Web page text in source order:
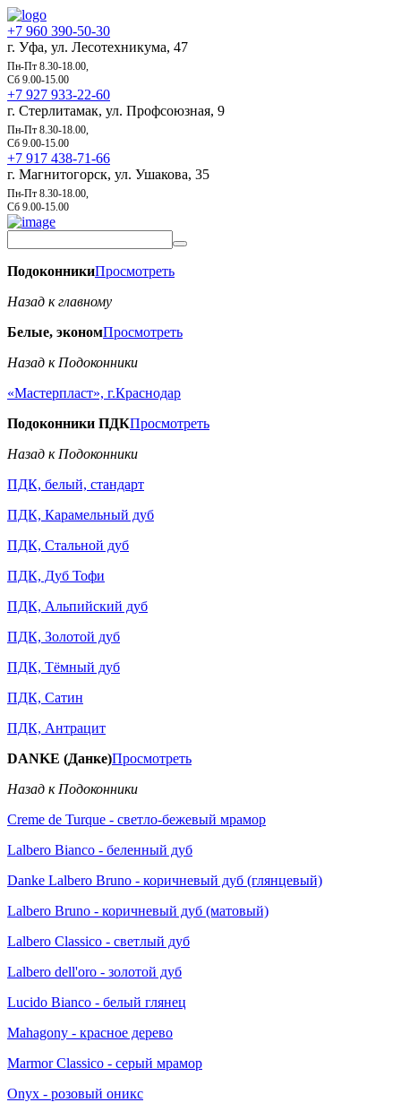
+7 960 390-50-30
г. Уфа, ул. Лесотехникума, 47
Пн-Пт 8.30-18.00,
Сб 9.00-15.00
+7 927 933-22-60
г. Стерлитамак, ул. Профсоюзная, 9
Пн-Пт 8.30-18.00,
Сб 9.00-15.00
+7 917 438-71-66
г. Магнитогорск, ул. Ушакова, 35
Пн-Пт 8.30-18.00,
Сб 9.00-15.00
ПодоконникиПросмотреть
Назад к главному
Белые, экономПросмотреть
Назад к Подоконники
«Мастерпласт», г.Краснодар
Подоконники ПДКПросмотреть
Назад к Подоконники
ПДК, белый, стандарт
ПДК, Карамельный дуб
ПДК, Стальной дуб
ПДК, Дуб Тофи
ПДК, Альпийский дуб
ПДК, Золотой дуб
ПДК, Тёмный дуб
ПДК, Сатин
ПДК, Антрацит
DANKE (Данке)Просмотреть
Назад к Подоконники
Creme de Turque - светло-бежевый мрамор
Lalbero Bianco - беленный дуб
Danke Lalbero Bruno - коричневый дуб (глянцевый)
Lalbero Bruno - коричневый дуб (матовый)
Lalbero Classico - светлый дуб
Lalbero dell'oro - золотой дуб
Lucido Bianco - белый глянец
Mahagony - красное дерево
Marmor Classico - серый мрамор
Onyx - розовый оникс